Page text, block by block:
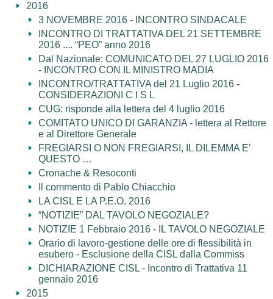
2016
3 NOVEMBRE 2016 - INCONTRO SINDACALE
INCONTRO DI TRATTATIVA DEL 21 SETTEMBRE
2016 .... “PEO” anno 2016
Dal Nazionale: COMUNICATO DEL 27 LUGLIO 2016
- INCONTRO CON IL MINISTRO MADIA
INCONTRO/TRATTATIVA del 21 Luglio 2016 -
CONSIDERAZIONI C I S L
CUG: risponde alla lettera del 4 luglio 2016
COMITATO UNICO DI GARANZIA - lettera al Rettore
e al Direttore Generale
FREGIARSI O NON FREGIARSI, IL DILEMMA E’
QUESTO …
Cronache & Resoconti
Il commento di Pablo Chiacchio
LA CISL E LA P.E.O. 2016
“NOTIZIE” DAL TAVOLO NEGOZIALE?
NOTIZIE 1 Febbraio 2016 - IL TAVOLO NEGOZIALE
Orario di lavoro-gestione delle ore di flessibilità in
esubero - Esclusione della CISL dalla Commiss
DICHIARAZIONE CISL - Incontro di Trattativa 11
gennaio 2016
2015